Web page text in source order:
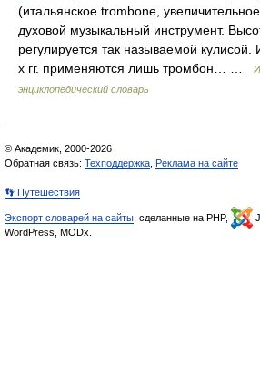
(итальянское trombone,
духовой музыкальный инструмент.
регулируется так называемой
х гг. применяются лишь тромбон… …
энциклопедический словарь
© Академик, 2000-2026
Обратная связь: Техподдержка Реклама на сайте
👣 Путешествия
Экспорт словарей на сайты , сделанные на PHP,
WordPress, MODx.